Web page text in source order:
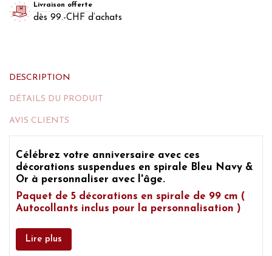
Livraison offerte
dès 99.-CHF d’achats
DESCRIPTION
DÉTAILS DU PRODUIT
AVIS CLIENTS
Célébrez votre anniversaire avec ces
décorations suspendues en spirale Bleu Navy &
Or à personnaliser avec l'âge.
Paquet de 5 décorations en spirale de 99 cm (
Autocollants inclus pour la personnalisation )
Lire plus